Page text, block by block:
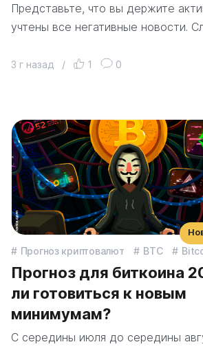
Представьте, что вы держите
учтены все негативные новости.
3 г назад / 1 0
Прогноз криптовалют BTC
Прогноз для биткоина
ли готовиться к новым
минимумам?
С середины июля до середины